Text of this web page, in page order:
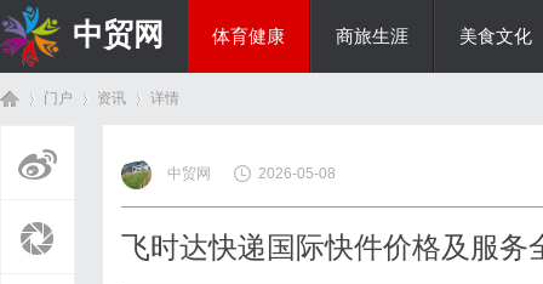
中贸网 体育健康 商旅生涯 美食文化
门户 资讯
›
详情
中贸网 2026-05-08
飞时达快递国际快件价格及服务